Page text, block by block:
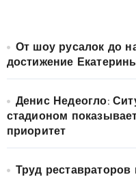
От шоу русалок до
достижение
Денис Недеогло:
стадионом
приоритет
Труд